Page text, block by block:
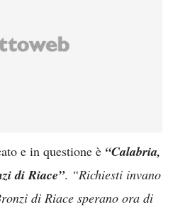
e in questione è “Calabria,
di Riace”. “Richiesti invano
di Riace sperano ora di